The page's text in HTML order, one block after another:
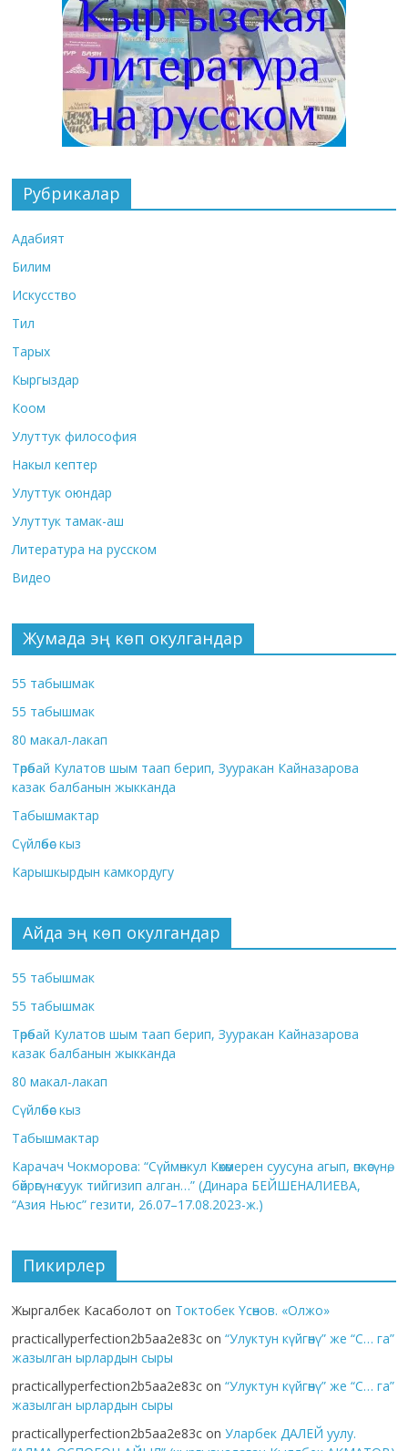
Рубрикалар
Адабият
Билим
Искусство
Тил
Тарых
Кыргыздар
Коом
Улуттук философия
Накыл кептер
Улуттук оюндар
Улуттук тамак-аш
Литература на русском
Видео
Жумада эң көп окулгандар
55 табышмак
55 табышмак
80 макал-лакап
Төрөбай Кулатов шым таап берип, Зууракан Кайназарова
казак балбанын жыкканда
Табышмактар
Сүйлөбөс кыз
Карышкырдын камкордугу
Айда эң көп окулгандар
55 табышмак
55 табышмак
Төрөбай Кулатов шым таап берип, Зууракан Кайназарова
казак балбанын жыкканда
80 макал-лакап
Сүйлөбөс кыз
Табышмактар
Карачач Чокморова: “Сүймөнкул Көкөмерен суусуна агып, өпкөсүнө,
бөйрөгүнө суук тийгизип алган…” (Динара БЕЙШЕНАЛИЕВА,
“Азия Ньюс” гезити, 26.07–17.08.2023-ж.)
Пикирлер
Жыргалбек Касаболот on Токтобек Үсөнов. «Олжо»
practicallyperfection2b5aa2e83c on“Улуктун күйгөнү” же “С… га”
жазылган ырлардын сыры
practicallyperfection2b5aa2e83c on“Улуктун күйгөнү” же “С… га”
жазылган ырлардын сыры
practicallyperfection2b5aa2e83c onУларбек ДАЛЕЙ уулу.